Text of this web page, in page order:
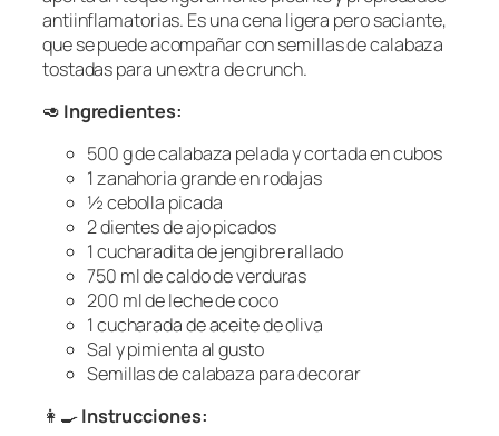
antiinflamatorias. Es una cena ligera pero saciante,
que se puede acompañar con semillas de calabaza
tostadas para un extra de crunch.
🥑 Ingredientes:
500 g de calabaza pelada y cortada en cubos
1 zanahoria grande en rodajas
½ cebolla picada
2 dientes de ajo picados
1 cucharadita de jengibre rallado
750 ml de caldo de verduras
200 ml de leche de coco
1 cucharada de aceite de oliva
Sal y pimienta al gusto
Semillas de calabaza para decorar
👩‍🍳Instrucciones: